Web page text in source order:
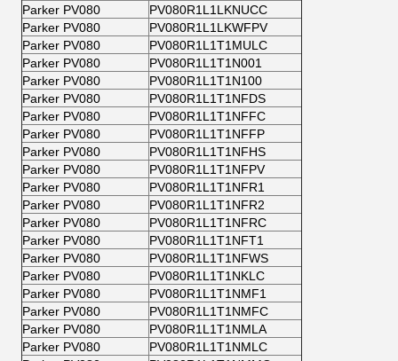
Parker PV080
PV080R1L1LKNUCC
Parker PV080
PV080R1L1LKWFPV
Parker PV080
PV080R1L1T1MULC
Parker PV080
PV080R1L1T1N001
Parker PV080
PV080R1L1T1N100
Parker PV080
PV080R1L1T1NFDS
Parker PV080
PV080R1L1T1NFFC
Parker PV080
PV080R1L1T1NFFP
Parker PV080
PV080R1L1T1NFHS
Parker PV080
PV080R1L1T1NFPV
Parker PV080
PV080R1L1T1NFR1
Parker PV080
PV080R1L1T1NFR2
Parker PV080
PV080R1L1T1NFRC
Parker PV080
PV080R1L1T1NFT1
Parker PV080
PV080R1L1T1NFWS
Parker PV080
PV080R1L1T1NKLC
Parker PV080
PV080R1L1T1NMF1
Parker PV080
PV080R1L1T1NMFC
Parker PV080
PV080R1L1T1NMLA
Parker PV080
PV080R1L1T1NMLC